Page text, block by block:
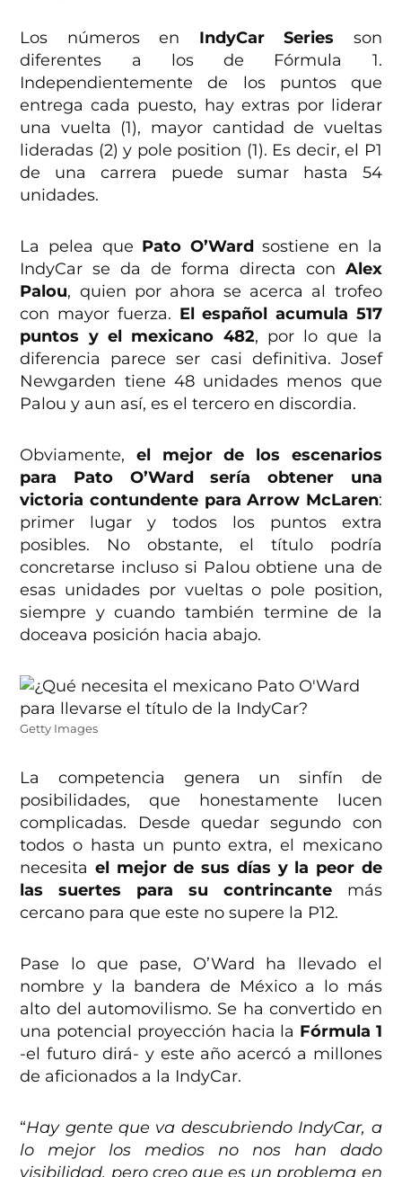
Los números en IndyCar Series son
diferentes a los de Fórmula 1.
Independientemente de los puntos que
entrega cada puesto, hay extras por liderar
una vuelta (1), mayor cantidad de vueltas
lideradas (2) y pole position (1). Es decir, el P1
de una carrera puede sumar hasta 54
unidades.
La pelea que Pato O’Wardsostiene en la
IndyCar se da de forma directa con Alex
Palou, quien por ahora se acerca al trofeo
con mayor fuerza. El español acumula 517
puntos y el mexicano 482, por lo que la
diferencia parece ser casi definitiva. Josef
Newgarden tiene 48 unidades menos que
Palou y aun así, es el tercero en discordia.
Obviamente,el mejor de los escenarios
para Pato O’Ward sería obtener una
victoria contundente para Arrow McLaren:
primer lugar y todos los puntos extra
posibles. No obstante, el título podría
concretarse incluso si Palou obtiene una de
esas unidades por vueltas o pole position,
siempre y cuando también termine de la
doceava posición hacia abajo.
Getty Images
La competencia genera un sinfín de
posibilidades, que honestamente lucen
complicadas. Desde quedar segundo con
todos o hasta un punto extra, el mexicano
necesitael mejor de sus días y la peor de
las suertes para su contrincantemás
cercano para que este no supere la P12.
Pase lo que pase, O’Ward ha llevado el
nombre y la bandera de México a lo más
alto del automovilismo. Se ha convertido en
una potencial proyección hacia la Fórmula 1
-el futuro dirá- y este año acercó a millones
de aficionados a la IndyCar.
“Hay gente que va descubriendo IndyCar, a
lo mejor los medios no nos han dado
visibilidad, pero creo que es un problema en